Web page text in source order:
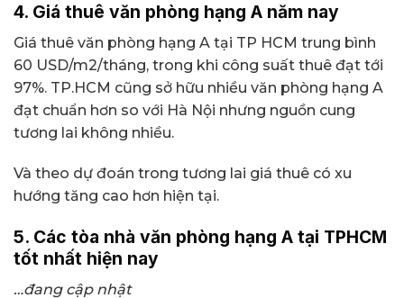
4. Giá thuê văn phòng hạng A năm nay
Giá thuê văn phòng hạng A tại TP HCM trung bình
60 USD/m2/tháng, trong khi công suất thuê đạt tới
97%. TP.HCM cũng sở hữu nhiều văn phòng hạng A
đạt chuẩn hơn so với Hà Nội nhưng nguồn cung
tương lai không nhiều.
Và theo dự đoán trong tương lai giá thuê có xu
hướng tăng cao hơn hiện tại.
5. Các tòa nhà văn phòng hạng A tại TPHCM
tốt nhất hiện nay
…đang cập nhật